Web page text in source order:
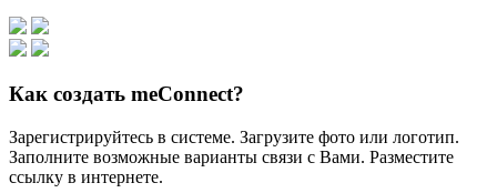
Как создать meConnect?
Зарегистрируйтесь в системе. Загрузите фото или логотип.
Заполните возможные варианты связи с Вами. Разместите
ссылку в интернете.